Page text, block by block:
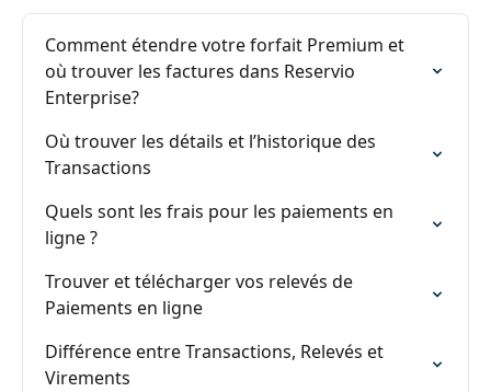
Comment étendre votre forfait Premium et
où trouver les factures dans Reservio
Enterprise?
Où trouver les détails et l’historique des
Transactions
Quels sont les frais pour les paiements en
ligne ?
Trouver et télécharger vos relevés de
Paiements en ligne
Différence entre Transactions, Relevés et
Virements